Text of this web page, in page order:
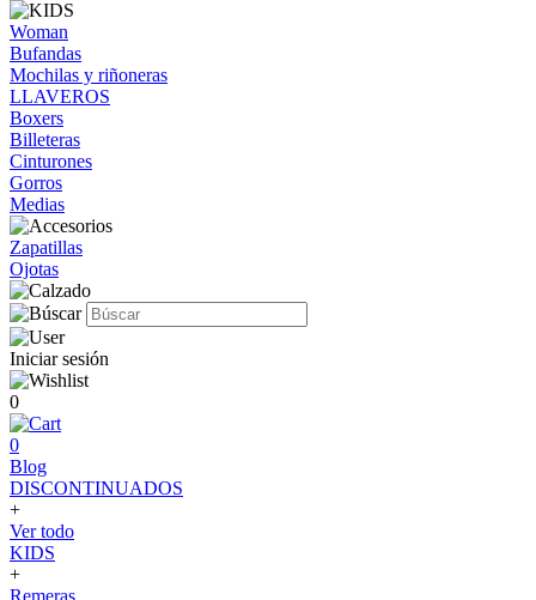
Woman
Bufandas
Mochilas y riñoneras
LLAVEROS
Boxers
Billeteras
Cinturones
Gorros
Medias
Zapatillas
Ojotas
Iniciar sesión
0
0
Blog
DISCONTINUADOS
+
Ver todo
KIDS
+
Remeras